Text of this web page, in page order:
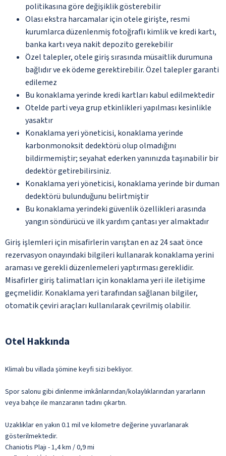
politikasına göre değişiklik gösterebilir
Olası ekstra harcamalar için otele girişte, resmi
kurumlarca düzenlenmiş fotoğraflı kimlik ve kredi kartı,
banka kartı veya nakit depozito gerekebilir
Özel talepler, otele giriş sırasında müsaitlik durumuna
bağlıdır ve ek ödeme gerektirebilir. Özel talepler garanti
edilemez
Bu konaklama yerinde kredi kartları kabul edilmektedir
Otelde parti veya grup etkinlikleri yapılması kesinlikle
yasaktır
Konaklama yeri yöneticisi, konaklama yerinde
karbonmonoksit dedektörü olup olmadığını
bildirmemiştir; seyahat ederken yanınızda taşınabilir bir
dedektör getirebilirsiniz.
Konaklama yeri yöneticisi, konaklama yerinde bir duman
dedektörü bulunduğunu belirtmiştir
Bu konaklama yerindeki güvenlik özellikleri arasında
yangın söndürücü ve ilk yardım çantası yer almaktadır
Giriş işlemleri için misafirlerin varıştan en az 24 saat önce
rezervasyon onayındaki bilgileri kullanarak konaklama yerini
araması ve gerekli düzenlemeleri yaptırması gereklidir.
Misafirler giriş talimatları için konaklama yeri ile iletişime
geçmelidir. Konaklama yeri tarafından sağlanan bilgiler,
otomatik çeviri araçları kullanılarak çevrilmiş olabilir.
Otel Hakkında
Klimalı bu villada şömine keyfi sizi bekliyor.
Spor salonu gibi dinlenme imkânlarından/kolaylıklarından yararlanın
veya bahçe ile manzaranın tadını çıkartın.
Uzaklıklar en yakın 0.1 mil ve kilometre değerine yuvarlanarak
gösterilmektedir.
Chaniotis Plajı - 1,4 km / 0,9 mi